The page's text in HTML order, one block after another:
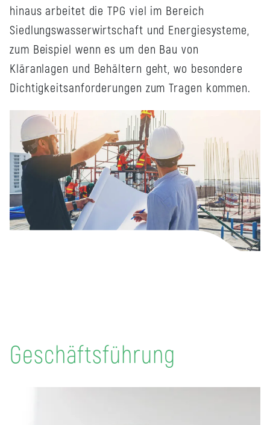
hinaus arbeitet die TPG viel im Bereich
Siedlungswasserwirtschaft und Energiesysteme,
zum Beispiel wenn es um den Bau von
Kläranlagen und Behältern geht, wo besondere
Dichtigkeitsanforderungen zum Tragen kommen.
Geschäftsführung